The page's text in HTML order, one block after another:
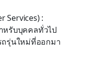
Services) :
หรับบุคคลทั่วไป
ถรุ่นใหม่ที่ออกมา